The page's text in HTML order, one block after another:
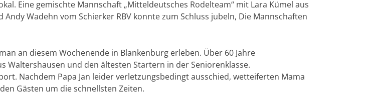
Eine gemischte Mannschaft „Mitteldeutsches Rodelteam“ mit Lara Kümel aus
Wadehn vom Schierker RBV konnte zum Schluss jubeln, Die Mannschaften
an diesem Wochenende in Blankenburg erleben. Über 60 Jahre
Waltershausen und den ältesten Startern in der Seniorenklasse.
Nachdem Papa Jan leider verletzungsbedingt ausschied, wetteiferten Mama
Gästen um die schnellsten Zeiten.